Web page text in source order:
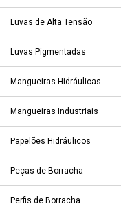
Luvas de Alta Tensão
Luvas Pigmentadas
Mangueiras Hidráulicas
Mangueiras Industriais
Papelões Hidráulicos
Peças de Borracha
Perfis de Borracha